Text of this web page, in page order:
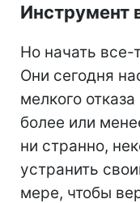
Инструмент
Но начать все-
Они сегодня
мелкого
более или
ни странно,
устранить
мере, чтобы